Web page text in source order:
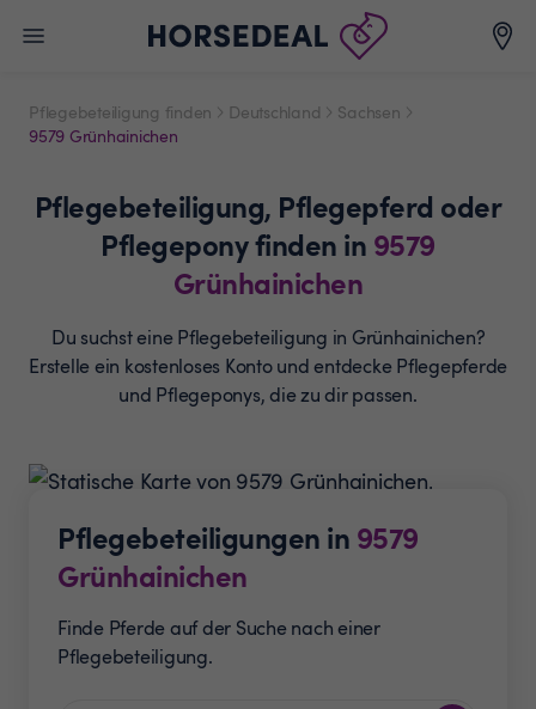
Pflegebeteiligung finden Deutschland
Sachsen
9579 Grünhainichen
Pflegebeteiligung, Pflegepferd oder
Pflegeponyfinden in 9579
Grünhainichen
Du suchst eine Pflegebeteiligung in Grünhainichen?
Erstelle ein kostenloses Konto und entdecke Pflegepferde
und Pflegeponys, die zu dir passen.
Pflegebeteiligungen in 9579
Grünhainichen
Finde Pferde auf der Suche nach einer
Pflegebeteiligung.